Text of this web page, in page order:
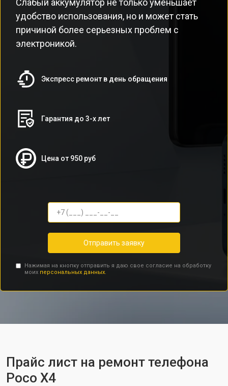
Слабый аккумулятор не только уменьшает
удобство использования, но и может стать
причиной более серьезных проблем с
электроникой.
Экспресс ремонт в день обращения
Гарантия до 3-х лет
Цена от 950 руб
Отправить заявку
Нажимая на кнопку отправить я даю свое согласие на обработку
моих персональных данных.
Прайс лист на ремонт телефона
Poco X4